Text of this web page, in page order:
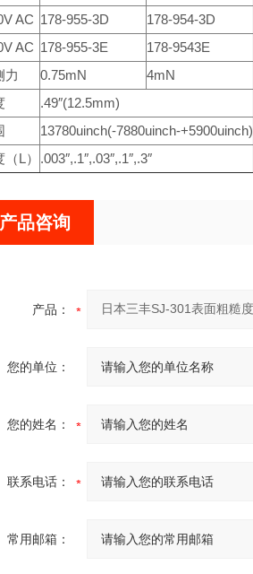
AC 178-955-3D
178-954-3D
AC 178-955-3E
178-9543E
力
0.75mN
4mN
.49″(12.5mm)
13780uinch(-7880uinch-+5900uinch)
L）
.003″,.1″,.03″,.1″,.3″
产品咨询
产品：
您的单位：
您的姓名：
联系电话：
常用邮箱：